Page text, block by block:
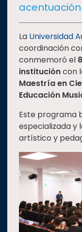
Oferta
educativa
Estudiantes
Rectoría
Internacionalización
Responsabilidad
social
Vinculación
Historia
Universiada
Nacional
acentuación
La Universidad
coordinación
conmemoró el
institucióncon
Maestría en
Educación
Este programa
especializada y
artístico y